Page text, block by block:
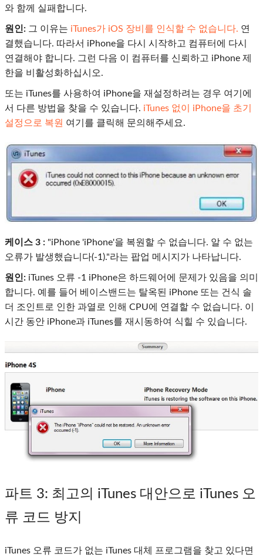
와 함께 실패합니다.
원인: 그 이유는 iTunes가 iOS 장비를 인식할 수 없습니다. 연
결했습니다. 따라서 iPhone을 다시 시작하고 컴퓨터에 다시
연결해야 합니다. 그런 다음 이 컴퓨터를 신뢰하고 iPhone 제
한을 비활성화하십시오.
또는 iTunes를 사용하여 iPhone을 재설정하려는 경우 여기에
서 다른 방법을 찾을 수 있습니다. iTunes 없이 iPhone을 초기
설정으로 복원 여기를 클릭해 문의해주세요.
케이스 3 : "iPhone 'iPhone'을 복원할 수 없습니다. 알 수 없는
오류가 발생했습니다(-1)."라는 팝업 메시지가 나타납니다.
원인: iTunes 오류 -1 iPhone은 하드웨어에 문제가 있음을 의미
합니다. 예를 들어 베이스밴드는 탈옥된 iPhone 또는 건식 솔
더 조인트로 인한 과열로 인해 CPU에 연결할 수 없습니다. 이
시간 동안 iPhone과 iTunes를 재시동하여 식힐 수 있습니다.
파트 3: 최고의 iTunes 대안으로 iTunes 오
류 코드 방지
iTunes 오류 코드가 없는 iTunes 대체 프로그램을 찾고 있다면